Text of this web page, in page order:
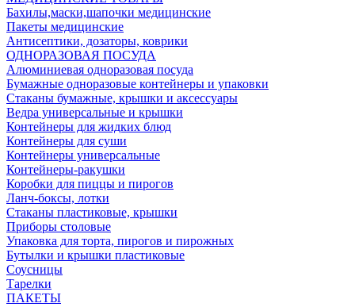
Бахилы,маски,шапочки медицинские
Пакеты медицинские
Антисептики, дозаторы, коврики
ОДНОРАЗОВАЯ ПОСУДА
Алюминиевая одноразовая посуда
Бумажные одноразовые контейнеры и упаковки
Стаканы бумажные, крышки и аксессуары
Ведра универсальные и крышки
Контейнеры для жидких блюд
Контейнеры для суши
Контейнеры универсальные
Контейнеры-ракушки
Коробки для пиццы и пирогов
Ланч-боксы, лотки
Стаканы пластиковые, крышки
Приборы столовые
Упаковка для торта, пирогов и пирожных
Бутылки и крышки пластиковые
Соусницы
Тарелки
ПАКЕТЫ